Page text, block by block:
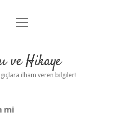
Anasayfa
Yasal Uyarı
menüyü
ve Hikaye
ilham veren bilgiler!
mi